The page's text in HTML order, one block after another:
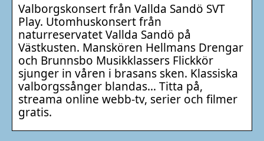
Valborgskonsert från Vallda Sandö SVT
Play. Utomhuskonsert från
naturreservatet Vallda Sandö på
Västkusten. Manskören Hellmans Drengar
och Brunnsbo Musikklassers Flickkör
sjunger in våren i brasans sken. Klassiska
valborgssånger blandas… Titta på,
streama online webb-tv, serier och filmer
gratis.